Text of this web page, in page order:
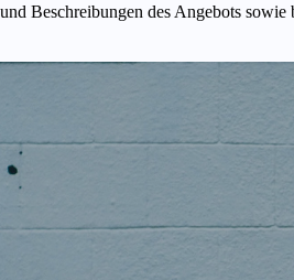
Beschreibungen des Angebots